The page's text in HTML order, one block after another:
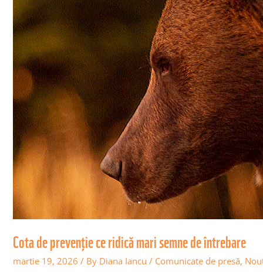
Cota de prevenție ce ridică mari semne de întrebare
martie 19, 2026 / By Diana Iancu / Comunicate de presă,
mari
semne
de
întrebare